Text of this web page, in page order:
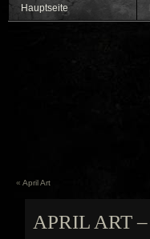
Hauptseite
« April Art
APRIL ART –